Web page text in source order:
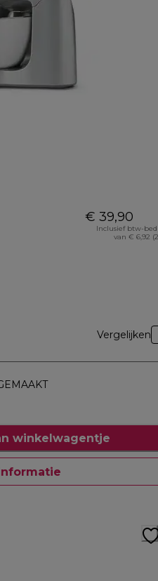
€ 39,90
Inclusief btw-
van € 6,92
Vergelijken
winkelwagentje